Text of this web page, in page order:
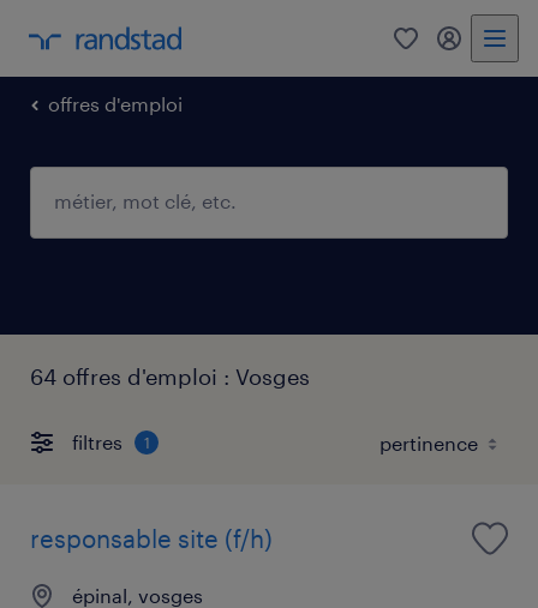
0 mon
offres d'emploi
64 offres d'emploi : Vosges
filtres 1
responsable site (f/h)
épinal, vosges